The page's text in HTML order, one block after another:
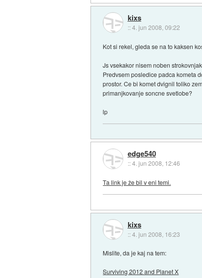
kixs
::4. jun 2008, 09:22
Kot si rekel, gleda se na to kaksen
Js vsekakor nisem noben
Predvsem posledice padca kometa
prostor. Ce bi komet dvignil toliko
primanjkovanje soncne svetlobe?
lp
edge540
::4. jun 2008, 12:46
Ta link je že bil v eni temi.
kixs
::4. jun 2008, 16:23
Mislite, da je kaj na tem:
Surviving 2012 and Planet X